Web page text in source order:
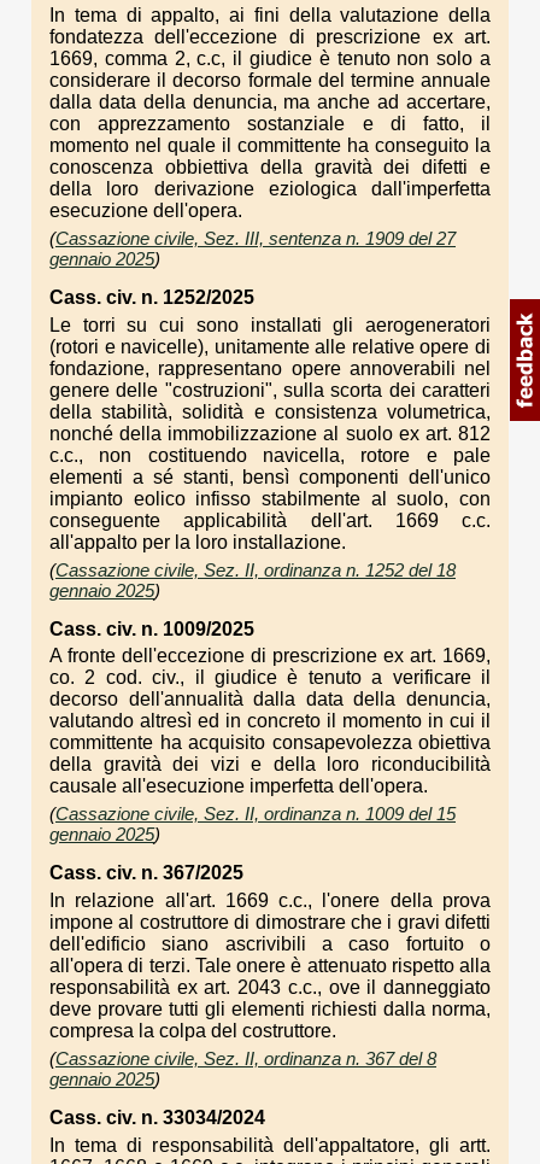
In tema di appalto, ai fini della valutazione della
fondatezza dell'eccezione di prescrizione ex art.
1669, comma 2, c.c, il giudice è tenuto non solo a
considerare il decorso formale del termine annuale
dalla data della denuncia, ma anche ad accertare,
con apprezzamento sostanziale e di fatto, il
momento nel quale il committente ha conseguito la
conoscenza obbiettiva della gravità dei difetti e
della loro derivazione eziologica dall'imperfetta
esecuzione dell'opera.
(Cassazione civile, Sez. III, sentenza n. 1909 del 27
gennaio 2025)
Cass. civ. n. 1252/2025
Le torri su cui sono installati gli aerogeneratori
(rotori e navicelle), unitamente alle relative opere di
fondazione, rappresentano opere annoverabili nel
genere delle "costruzioni", sulla scorta dei caratteri
della stabilità, solidità e consistenza volumetrica,
nonché della immobilizzazione al suolo ex art. 812
c.c., non costituendo navicella, rotore e pale
elementi a sé stanti, bensì componenti dell'unico
impianto eolico infisso stabilmente al suolo, con
conseguente applicabilità dell'art. 1669 c.c.
all'appalto per la loro installazione.
(Cassazione civile, Sez. II, ordinanza n. 1252 del 18
gennaio 2025)
Cass. civ. n. 1009/2025
A fronte dell'eccezione di prescrizione ex art. 1669,
co. 2 cod. civ., il giudice è tenuto a verificare il
decorso dell'annualità dalla data della denuncia,
valutando altresì ed in concreto il momento in cui il
committente ha acquisito consapevolezza obiettiva
della gravità dei vizi e della loro riconducibilità
causale all'esecuzione imperfetta dell'opera.
(Cassazione civile, Sez. II, ordinanza n. 1009 del 15
gennaio 2025)
Cass. civ. n. 367/2025
In relazione all'art. 1669 c.c., l'onere della prova
impone al costruttore di dimostrare che i gravi difetti
dell'edificio siano ascrivibili a caso fortuito o
all'opera di terzi. Tale onere è attenuato rispetto alla
responsabilità ex art. 2043 c.c., ove il danneggiato
deve provare tutti gli elementi richiesti dalla norma,
compresa la colpa del costruttore.
(Cassazione civile, Sez. II, ordinanza n. 367 del 8
gennaio 2025)
Cass. civ. n. 33034/2024
In tema di responsabilità dell'appaltatore, gli artt.